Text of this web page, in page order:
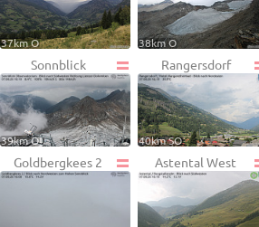
37km O 38km O
Sonnblick
39km O
Rangersdorf
40km SO
Goldbergkees 2 Astental West